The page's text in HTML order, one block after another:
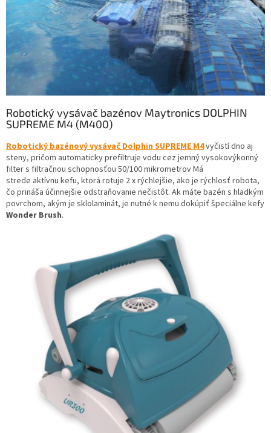
Robotický vysávač bazénov Maytronics DOLPHIN
SUPREME M4 (M400)
Robotický bazénový vysávač Dolphin SUPREME M4vyčistí dno aj
steny, pričom automaticky prefiltruje vodu cez jemný vysokovýkonný
filter s filtračnou schopnosťou 50/100 mikrometrov Má
strede aktívnu kefu, ktorá rotuje 2 x rýchlejšie, ako je rýchlosť robota,
čo prináša účinnejšie odstraňovanie nečistôt. Ak máte bazén s hladkým
povrchom, akým je sklolaminát, je nutné k nemu dokúpiť špeciálne kefy
Wonder Brush.